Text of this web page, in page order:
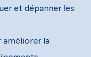
et dépanner les
améliorer la